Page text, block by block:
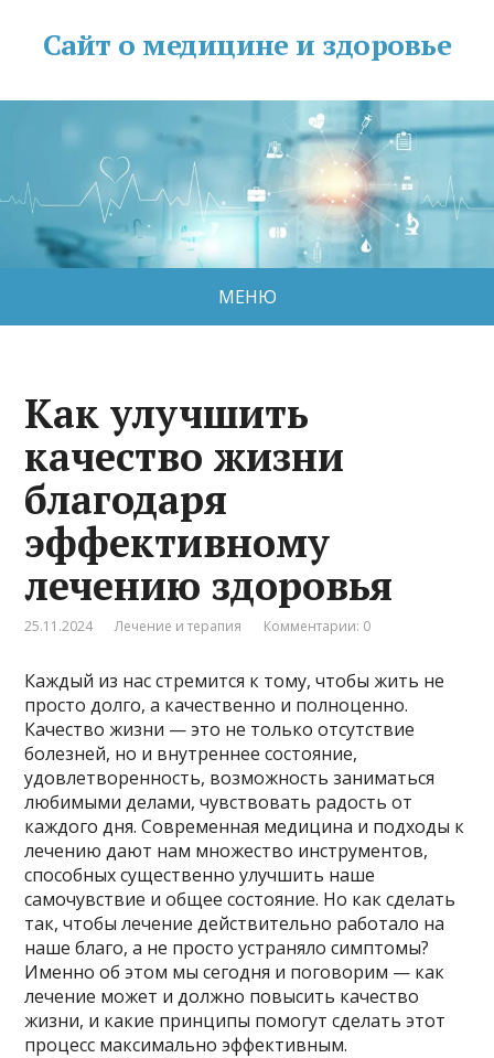
Сайт о медицине и здоровье
МЕНЮ
Как улучшить
качество жизни
благодаря
эффективному
лечению здоровья
25.11.2024 Лечение и терапия Комментарии: 0
Каждый из нас стремится к тому, чтобы жить не
просто долго, а качественно и полноценно.
Качество жизни — это не только отсутствие
болезней, но и внутреннее состояние,
удовлетворенность, возможность заниматься
любимыми делами, чувствовать радость от
каждого дня. Современная медицина и подходы к
лечению дают нам множество инструментов,
способных существенно улучшить наше
самочувствие и общее состояние. Но как сделать
так, чтобы лечение действительно работало на
наше благо, а не просто устраняло симптомы?
Именно об этом мы сегодня и поговорим — как
лечение может и должно повысить качество
жизни, и какие принципы помогут сделать этот
процесс максимально эффективным.